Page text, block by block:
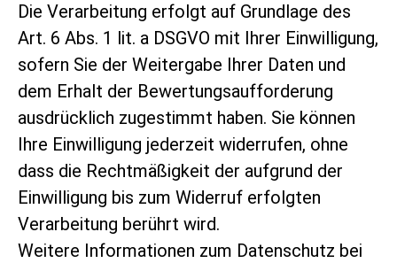
Die Verarbeitung erfolgt auf Grundlage des
Art. 6 Abs. 1 lit. a DSGVO mit Ihrer Einwilligung,
sofern Sie der Weitergabe Ihrer Daten und
dem Erhalt der Bewertungsaufforderung
ausdrücklich zugestimmt haben. Sie können
Ihre Einwilligung jederzeit widerrufen, ohne
dass die Rechtmäßigkeit der aufgrund der
Einwilligung bis zum Widerruf erfolgten
Verarbeitung berührt wird.
Weitere Informationen zum Datenschutz bei